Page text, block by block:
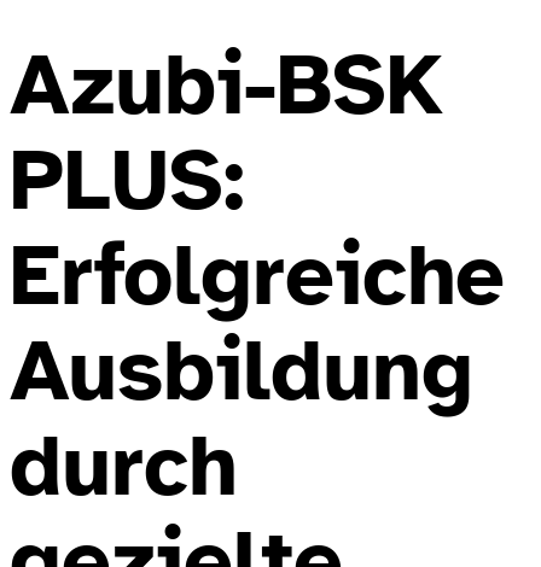
Azubi-BSK
PLUS:
Erfolgreiche
Ausbildung
durch